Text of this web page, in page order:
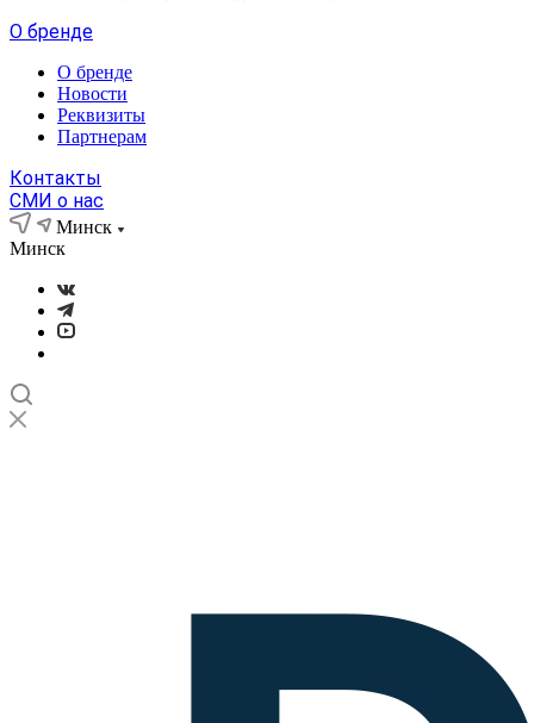
О бренде
О бренде
Новости
Реквизиты
Партнерам
Контакты
СМИ о нас
Минск
Минск